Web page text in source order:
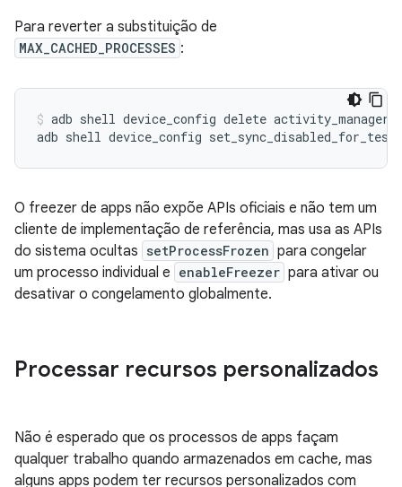
Para reverter a substituição de
MAX_CACHED_PROCESSES :
adb shell device_config delete activity_manager
adb shell device_config set_sync_disabled_for_tests
O freezer de apps não expõe APIs oficiais e não tem um
cliente de implementação de referência, mas usa as APIs
do sistema ocultas setProcessFrozen para congelar
um processo individual e enableFreezer para ativar ou
desativar o congelamento globalmente.
Processar recursos personalizados
Não é esperado que os processos de apps façam
qualquer trabalho quando armazenados em cache, mas
alguns apps podem ter recursos personalizados com